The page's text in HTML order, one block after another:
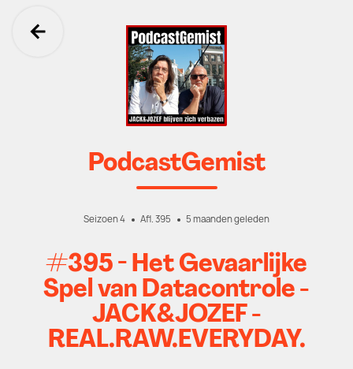
Ga terug
PodcastGemist
Seizoen 4 Afl. 395 5 maanden geleden
#395 - Het Gevaarlijke
Spel van Datacontrole -
JACK&JOZEF -
REAL.RAW.EVERYDAY.